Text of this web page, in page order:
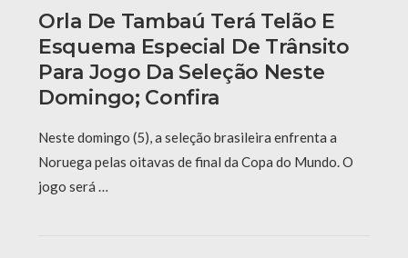
Orla De Tambaú Terá Telão E
Esquema Especial De Trânsito
Para Jogo Da Seleção Neste
Domingo; Confira
Neste domingo (5), a seleção brasileira enfrenta a
Noruega pelas oitavas de final da Copa do Mundo. O
jogo será …